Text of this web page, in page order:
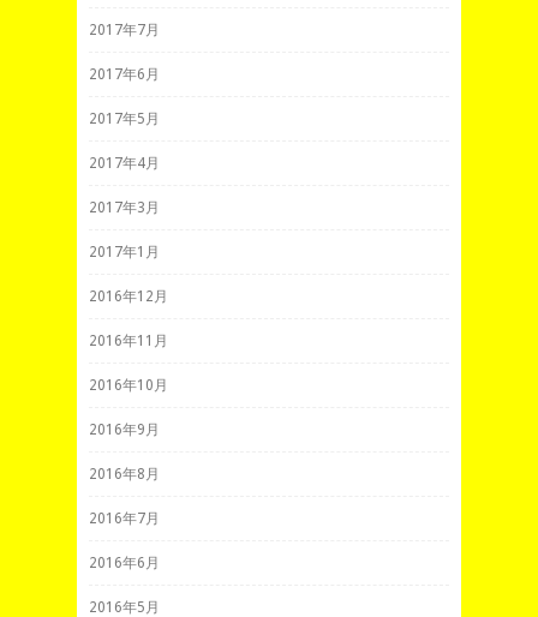
2017年7月
2017年6月
2017年5月
2017年4月
2017年3月
2017年1月
2016年12月
2016年11月
2016年10月
2016年9月
2016年8月
2016年7月
2016年6月
2016年5月